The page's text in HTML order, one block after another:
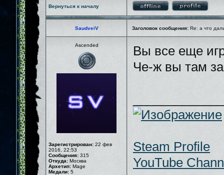
Вернуться к началу
SaudveiV Заголовок сообщения: Re: а что
Ascended
Зарегистрирован: 22 фев
2016, 22:53
Сообщения: 315
Откуда: Москва
Архетип: Mage
Медали: 5
Вы все еще
Че-ж вы там
Steam Profile
YouTube